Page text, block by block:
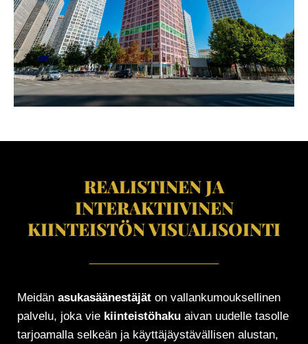
REALISTINEN JA
INTERAKTIIVINEN
KIINTEISTÖN VISUALISOINTI
Meidän asukasäänestäjät on vallankumouksellinen
palvelu, joka vie kiinteistöhaku aivan uudelle tasolle
tarjoamalla selkeän ja käyttäjäystävällisen alustan,